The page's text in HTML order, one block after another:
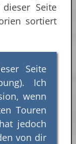
Seite
sortiert
Seite
Ich
wenn
Touren
jedoch
von dir